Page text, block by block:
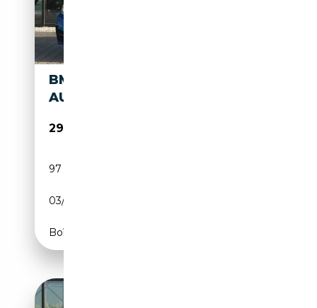
BMW M235I CABRIO XDRIVE
AUT. Â VOL! PERFORMANCE
29 950€
97 932 km
03/2015
Boîte automatique